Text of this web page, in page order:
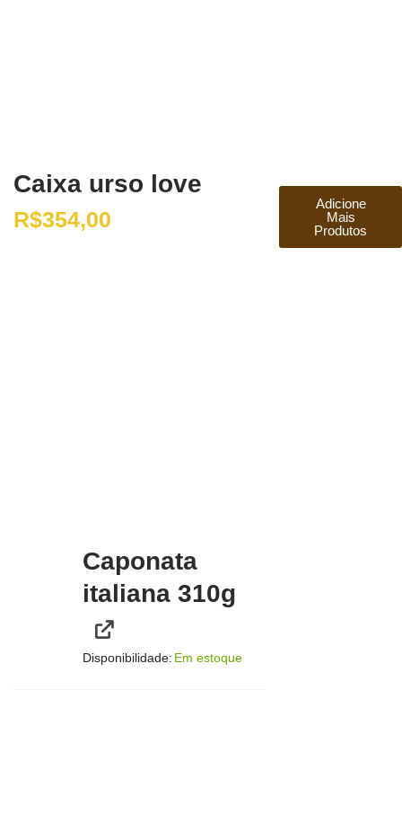
Caixa urso love
R$354,00
Caponata
italiana 310g
Disponibilidade: Em estoque
Adicione
Mais
Produtos